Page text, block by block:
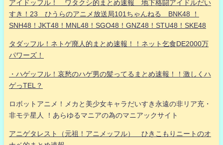
アイドッフル！ ワタクシ的まとめ速報 地下格闘アイドルだい
すき！23 ひうらのアニメ放送局101ちゃんねる BNK48 ！
SNH48！JKT48！MNL48！SGO48！GNZ48！STU48！SKE48
タダッフル！ネトゲ廃人的まとめ速報！！ネット乞食DE2000万
パワーズ！
・ハゲッフル！哀愁のハゲ男の髪ってるまとめ速報！！激しくハ
ゲっTEL？
ロボットアニメ！メカと美少女キャラだいすき永遠の非リア充・
非モテ星人 ！あらゆるマニアの為のマニアックサイト
アニゲタレスト（元祖！アニメッフル） ひきこもりニートのオ